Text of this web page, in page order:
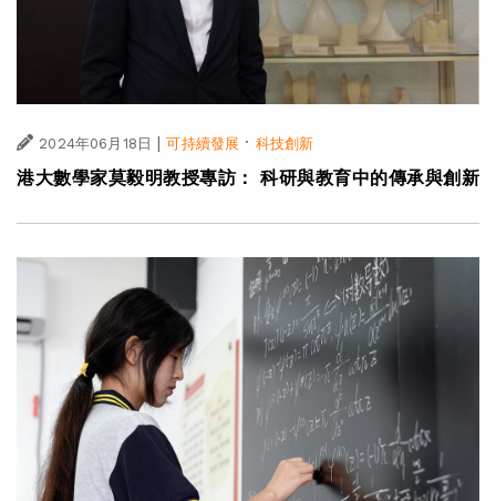
2024年06月18日 | 可持續發展 · 科技創新
港大數學家莫毅明教授專訪： 科研與教育中的傳承與創新